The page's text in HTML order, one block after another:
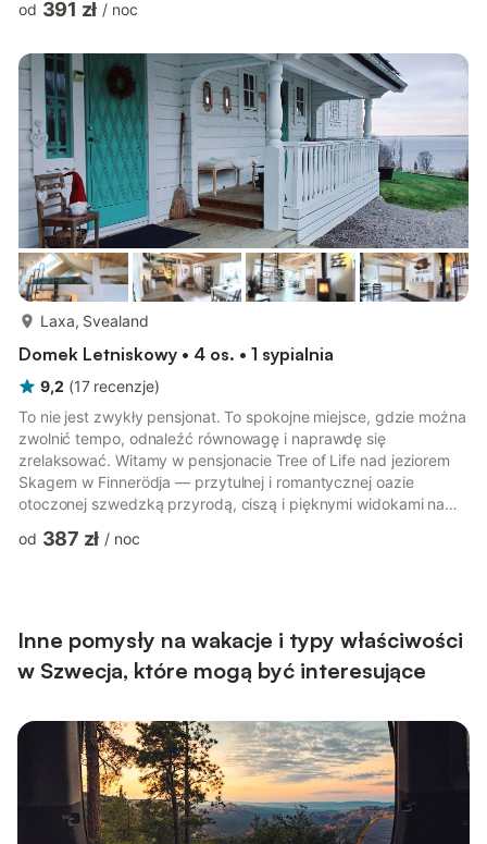
osobne wejście i zostało całkowicie odnowione w 2010 roku.
meblami ogrodowymi, na której możesz usiąść i zjeść śniadanie
po porannej kąpieli. Otwarty plan w kuchni/salonie z wyjściem
na ...
od 391 zł / noc
Laxa, Svealand
Domek Letniskowy • 4 os. • 1 sypialnia
9,2 (17 recenzje)
To nie jest zwykły pensjonat. To spokojne miejsce, gdzie można
zwolnić tempo, odnaleźć równowagę i naprawdę się
zrelaksować. Witamy w pensjonacie Tree of Life nad jeziorem
Skagern w Finnerödja — przytulnej i romantycznej oazie
otoczonej szwedzką przyrodą, ciszą i pięknymi widokami na
Tree of Life, oferując jednocześnie własne prywatne wejście i
wyjątkowych c...
od 387 zł / noc
Inne pomysły na wakacje i typy właściwości
w Szwecja, które mogą być interesujące